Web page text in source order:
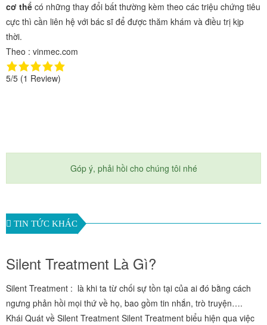
cơ thể có những thay đổi bất thường kèm theo các triệu chứng tiêu
cực thì cần liên hệ với bác sĩ để được thăm khám và điều trị kịp
thời.
Theo : vinmec.com
5/5 (1 Review)
Góp ý, phải hồi cho chúng tôi nhé
TIN TỨC KHÁC
Silent Treatment Là Gì?
Silent Treatment : là khi ta từ chối sự tồn tại của ai đó bằng cách
ngưng phản hồi mọi thứ về họ, bao gồm tin nhắn, trò truyện….
Khái Quát về Silent Treatment Silent Treatment biểu hiện qua việc